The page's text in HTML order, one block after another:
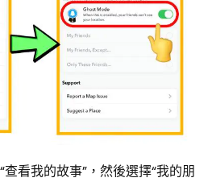
看我的故事”，然後選擇“我的朋